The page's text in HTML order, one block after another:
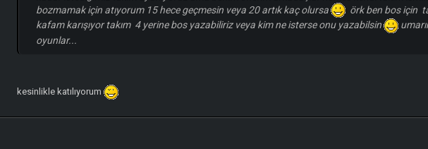
bozmamak için atıyorum 15 hece geçmesin veya 20 artık kaç olursa
örk ben bos için
kafam karışıyor takım 4 yerine bos yazabiliriz veya kim ne isterse onu yazabilsin
oyunlar...
kesinlikle katılıyorum